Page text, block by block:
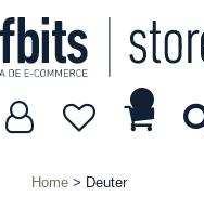
Home Deuter